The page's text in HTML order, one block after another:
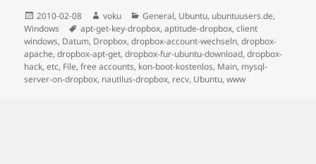
Posted
on
2010-02-08 Author
voku Categories
General, Ubuntu, ubuntuusers.de,
Windows
Tags
apt-get-key-dropbox,aptitude-dropbox,client
windows, Datum, Dropbox,dropbox-account-wechseln,dropbox-
apache,dropbox-apt-get,dropbox-fur-ubuntu-download,dropbox-
hack,etc, File,free accounts, kon-boot-kostenlos, Main, mysql-
server-on-dropbox, nautilus-dropbox, recv, Ubuntu,www